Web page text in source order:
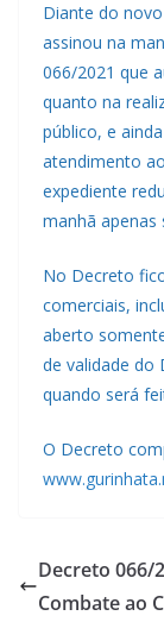
Diante do
assinou na
066/2021 que
quanto na
público, e
atendimento
expediente
manhã apenas
No Decreto
comerciais,
aberto
de validade do
quando será
O Decreto
Decreto 066/
Combate ao